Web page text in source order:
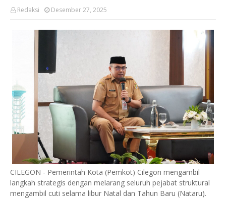
Redaksi Desember 27, 2025
CILEGON - Pemerintah Kota (Pemkot) Cilegon mengambil
langkah strategis dengan melarang seluruh pejabat struktural
mengambil cuti selama libur Natal dan Tahun Baru (Nataru).